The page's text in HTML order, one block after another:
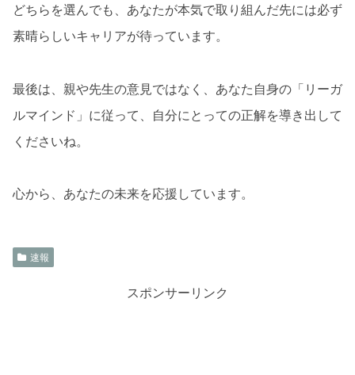
どちらを選んでも、あなたが本気で取り組んだ先には必ず
素晴らしいキャリアが待っています。
最後は、親や先生の意見ではなく、あなた自身の「リーガ
ルマインド」に従って、自分にとっての正解を導き出して
くださいね。
心から、あなたの未来を応援しています。
速報
スポンサーリンク